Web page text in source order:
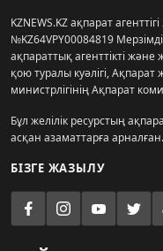
KZNEWS.KZ ақпарат
№KZ64VPY00084819
ақпараттық агенттікті
қою туралы куәлігі,
министрлігінің Ақпарат
Бұл желілік ресурстың
асқан азаматтарға арналған.
БІЗГЕ ЖАЗЫЛУ